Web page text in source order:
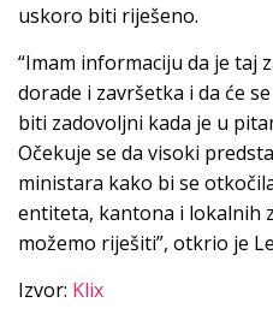
uskoro biti riješeno.
“Imam informaciju da je taj
dorade i završetka i da će
biti zadovoljni kada je u
Očekuje se da visoki
ministara kako bi se
entiteta, kantona i lokalnih
možemo riješiti”, otkrio je
Izvor: Klix